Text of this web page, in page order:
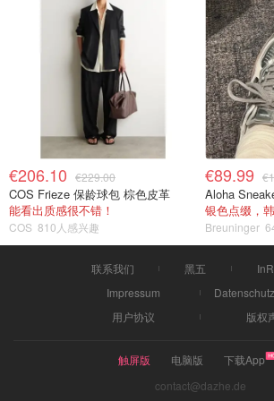
€206.10 €229.00
COS Frieze 保龄球包 棕色皮革
能看出质感很不错！
COS 810人感兴趣
€89.99
Aloha
银色点缀，
Breuninger
联系我们 黑五
Impressum
用户协议
版权
触屏版 电脑版
下载App
contact@dazhe.de